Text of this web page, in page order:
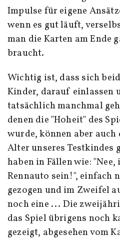
Impulse für eigene
wenn es gut läuft,
man die Karten am Ende
braucht.
Wichtig ist, dass sich
Kinder, darauf einlassen
tatsächlich manchmal
denen die "Hoheit" des
wurde, können aber
Alter unseres Testkindes
haben in Fällen wie:
Rennauto sein!", einfach
gezogen und im Zweifel
noch eine ... Die
das Spiel übrigens noch
gezeigt, abgesehen vom